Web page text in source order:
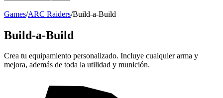
Games/ARC Raiders/Build-a-Build
Build-a-Build
Crea tu equipamiento personalizado. Incluye cualquier arma y
mejora, además de toda la utilidad y munición.